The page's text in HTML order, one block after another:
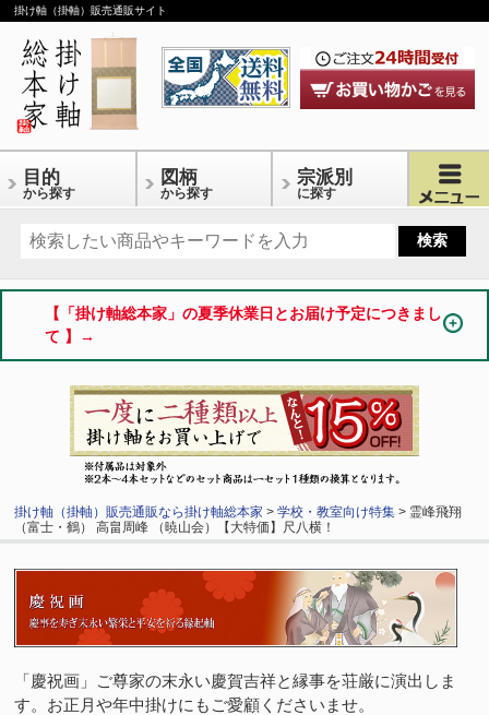
掛け軸（掛軸）販売通販サイト
目的
から探す
図柄
から探す
宗派別
に探す
【「掛け軸総本家」の夏季休業日とお届け予定につきまし
て 】→
掛け軸（掛軸）販売通販なら掛け軸総本家 >学校・教室向け特集 > 霊峰飛翔
（富士・鶴） 高畠周峰 （暁山会）【大特価】尺八横！
「慶祝画」ご尊家の末永い慶賀吉祥と縁事を荘厳に演出しま
す。お正月や年中掛けにもご愛顧くださいませ。